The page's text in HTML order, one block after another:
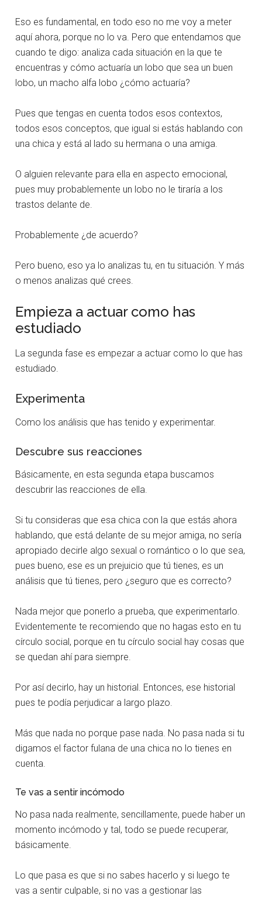
Eso es fundamental, en todo eso no me voy a meter
aquí ahora, porque no lo va. Pero que entendamos que
cuando te digo: analiza cada situación en la que te
encuentras y cómo actuaría un lobo que sea un buen
lobo, un macho alfa lobo ¿cómo actuaría?
Pues que tengas en cuenta todos esos contextos,
todos esos conceptos, que igual si estás hablando con
una chica y está al lado su hermana o una amiga.
O alguien relevante para ella en aspecto emocional,
pues muy probablemente un lobo no le tiraría a los
trastos delante de.
Probablemente ¿de acuerdo?
Pero bueno, eso ya lo analizas tu, en tu situación. Y más
o menos analizas qué crees.
Empieza a actuar como has
estudiado
La segunda fase es empezar a actuar como lo que has
estudiado.
Experimenta
Como los análisis que has tenido y experimentar.
Descubre sus reacciones
Básicamente, en esta segunda etapa buscamos
descubrir las reacciones de ella.
Si tu consideras que esa chica con la que estás ahora
hablando, que está delante de su mejor amiga, no sería
apropiado decirle algo sexual o romántico o lo que sea,
pues bueno, ese es un prejuicio que tú tienes, es un
análisis que tú tienes, pero ¿seguro que es correcto?
Nada mejor que ponerlo a prueba, que experimentarlo.
Evidentemente te recomiendo que no hagas esto en tu
círculo social, porque en tu círculo social hay cosas que
se quedan ahí para siempre.
Por así decirlo, hay un historial. Entonces, ese historial
pues te podía perjudicar a largo plazo.
Más que nada no porque pase nada. No pasa nada si tu
digamos el factor fulana de una chica no lo tienes en
cuenta.
Te vas a sentir incómodo
No pasa nada realmente, sencillamente, puede haber un
momento incómodo y tal, todo se puede recuperar,
básicamente.
Lo que pasa es que si no sabes hacerlo y si luego te
vas a sentir culpable, si no vas a gestionar las